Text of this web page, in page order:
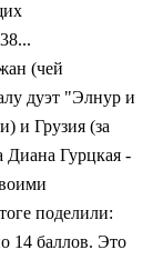
(чей
дуэт "Элнур и
и Грузия (за
Диана Гурцкая -
поделили:
14 баллов. Это